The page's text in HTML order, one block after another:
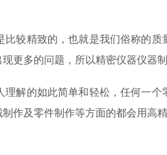
比较精致的，也就是我们俗称的
更多的问题，所以精密仪器仪器
理解的如此简单和轻松，任何一
作及零件制作等方面的都会用高精